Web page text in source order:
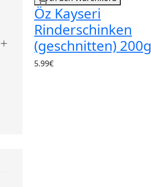
Öz Kayseri
Rinderschinken
(geschnitten) 200g
5.99€